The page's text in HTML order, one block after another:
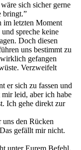
sich sicher gerne
bringt.”
im letzten Moment
spreche keine
Doch diesen
uns bestimmt zu
gefangen
Verzweifelt
er sich zu fassen und
leid, aber ich habe
Ich gehe direkt zur
den Rücken
gefällt mir nicht.
unter Eurem Befehl.